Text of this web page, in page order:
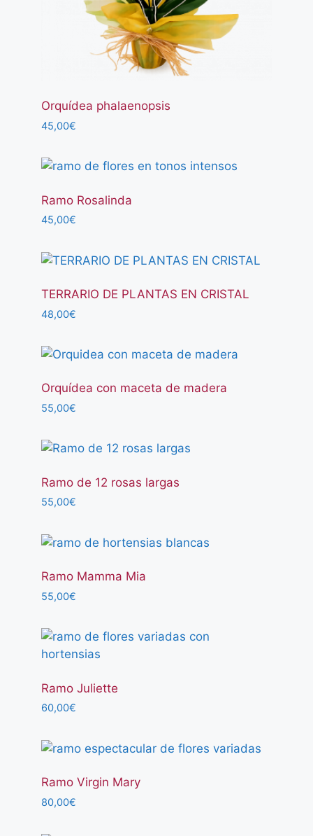
Orquídea phalaenopsis
45,00€
Ramo Rosalinda
45,00€
TERRARIO DE PLANTAS EN CRISTAL
48,00€
Orquídea con maceta de madera
55,00€
Ramo de 12 rosas largas
55,00€
Ramo Mamma Mia
55,00€
Ramo Juliette
60,00€
Ramo Virgin Mary
80,00€